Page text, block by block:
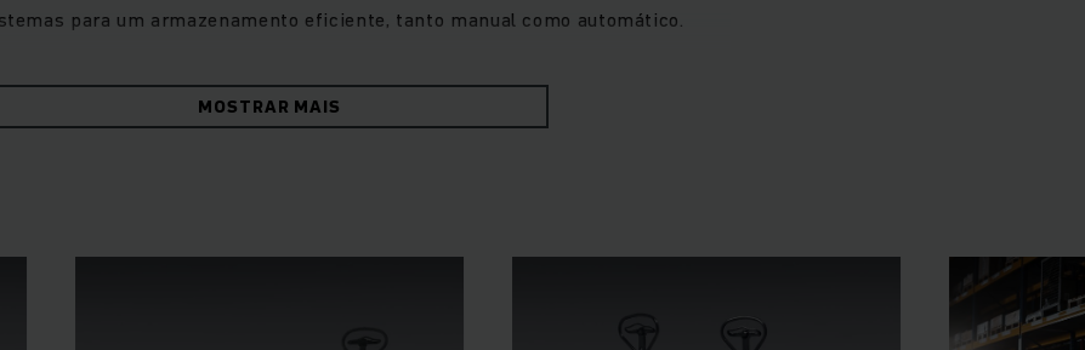
para um armazenamento eficiente, tanto manual como automático.
MOSTRAR MAIS